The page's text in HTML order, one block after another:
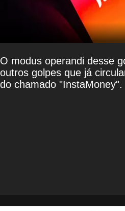
O modus operandi desse
outros golpes que já
do chamado "InstaMoney".